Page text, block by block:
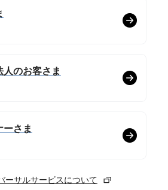
のお客さま
ーさま
ーサルサービスについて